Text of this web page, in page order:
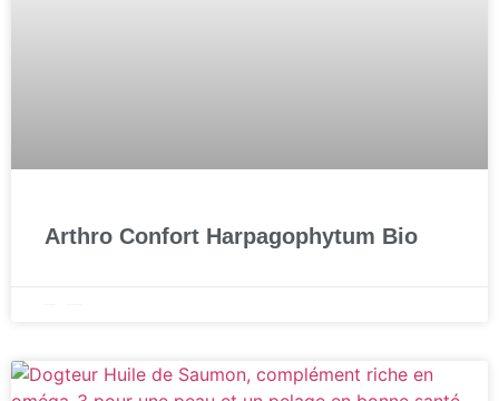
Arthro Confort Harpagophytum Bio